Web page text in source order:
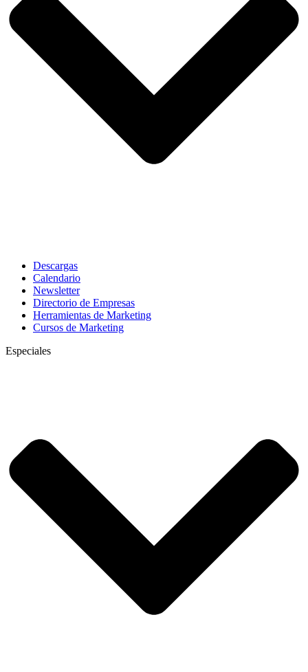
Descargas
Calendario
Newsletter
Directorio de Empresas
Herramientas de Marketing
Cursos de Marketing
Especiales